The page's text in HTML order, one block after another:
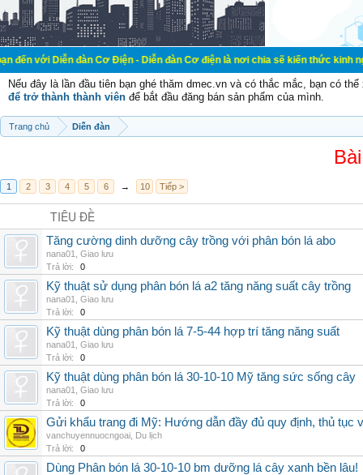
Diễn đàn Cơ Điện - Diễn đàn Cơ điện là nơi chia sẽ kiến thức kinh nghiệm
Nếu đây là lần đầu tiên bạn ghé thăm dmec.vn và có thắc mắc, bạn có
để trở thành thành viên để bắt đầu đăng bán sản phẩm của mình.
Trang chủ Diễn đàn
1 2 3 4 5 6 → 10 Tiếp >
TIÊU ĐỀ
Tăng cường dinh dưỡng cây trồng với phân bón lá abo
nana01
Giao lưu
Trả lời:
0
Kỹ thuật sử dụng phân bón lá a2 tăng năng suất cây trồng
nana01
Giao lưu
Trả lời:
0
Kỹ thuật dùng phân bón lá 7-5-44 hợp trí tăng năng suất
nana01
Giao lưu
Trả lời:
0
Kỹ thuật dùng phân bón lá 30-10-10 Mỹ tăng sức sống cây
nana01
Giao lưu
Trả lời:
0
Gửi khẩu trang đi Mỹ: Hướng dẫn đầy đủ quy định, thủ tục
vanchuyennuocngoai Du lịch
Trả lời:
0
Dùng Phân bón lá 30-10-10 bm dưỡng lá cây xanh bền lâu!